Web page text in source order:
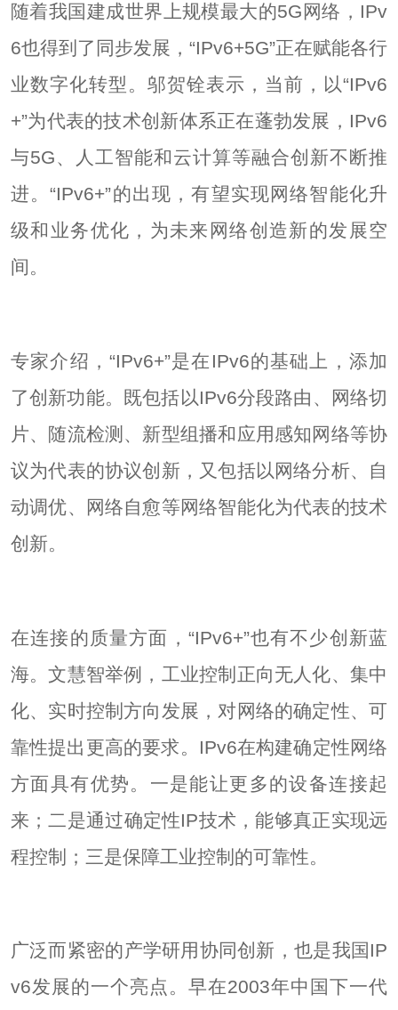
随着我国建成世界上规模最大的5G网络，IPv
6也得到了同步发展，“IPv6+5G”正在赋能各行
业数字化转型。邬贺铨表示，当前，以“IPv6
+”为代表的技术创新体系正在蓬勃发展，IPv6
与5G、人工智能和云计算等融合创新不断推
进。“IPv6+”的出现，有望实现网络智能化升
级和业务优化，为未来网络创造新的发展空
间。
专家介绍，“IPv6+”是在IPv6的基础上，添加
了创新功能。既包括以IPv6分段路由、网络切
片、随流检测、新型组播和应用感知网络等协
议为代表的协议创新，又包括以网络分析、自
动调优、网络自愈等网络智能化为代表的技术
创新。
在连接的质量方面，“IPv6+”也有不少创新蓝
海。文慧智举例，工业控制正向无人化、集中
化、实时控制方向发展，对网络的确定性、可
靠性提出更高的要求。IPv6在构建确定性网络
方面具有优势。一是能让更多的设备连接起
来；二是通过确定性IP技术，能够真正实现远
程控制；三是保障工业控制的可靠性。
广泛而紧密的产学研用协同创新，也是我国IP
v6发展的一个亮点。早在2003年中国下一代